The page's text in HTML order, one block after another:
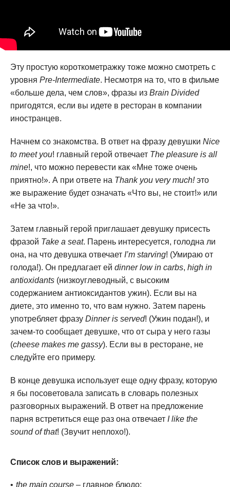
Эту простую короткометражку тоже можно смотреть с
уровня Pre-Intermediate. Несмотря на то, что в фильме
«больше дела, чем слов», фразы из Brain Divided
пригодятся, если вы идете в ресторан в компании
иностранцев.
Начнем со знакомства. В ответ на фразу девушки Nice
to meet you! главный герой отвечает The pleasure is all
mine!, что можно перевести как «Мне тоже очень
приятно!». А при ответе на Thank you very much!это
же выражение будет означать «Что вы, не стоит!» или
«Не за что!».
Затем главный герой приглашает девушку присесть
фразой Take a seat. Парень интересуется, голодна ли
она, на что девушка отвечает I’m starving! (Умираю от
голода!). Он предлагает ей dinner low in carbs, high in
antioxidants (низкоуглеводный, с высоким
содержанием антиоксидантов ужин). Если вы на
диете, это именно то, что вам нужно. Затем парень
употребляет фразу Dinner is served! (Ужин подан!), и
зачем-то сообщает девушке, что от сыра у него газы
(cheese makes me gassy). Если вы в ресторане, не
следуйте его примеру.
В конце девушка использует еще одну фразу, которую
я бы посоветовала записать в словарь полезных
разговорных выражений. В ответ на предложение
парня встретиться еще раз она отвечает I like the
sound of that! (Звучит неплохо!).
Список слов и выражений:
the main course – главное блюдо;